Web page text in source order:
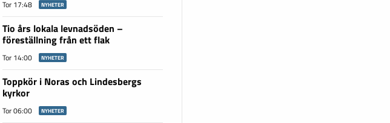
Tor 17:48 NYHETER
Tio års lokala levnadsöden –
föreställning från ett flak
Tor 14:00 NYHETER
Toppkör i Noras och Lindesbergs
kyrkor
Tor 06:00 NYHETER